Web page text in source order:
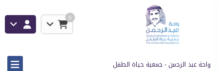
0
واحة عبد الرحمن - جمعية حياة الطفل